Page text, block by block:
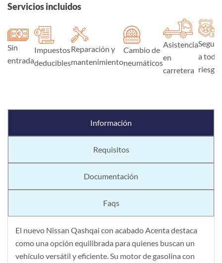
Servicios incluidos
Sin
entrada
Impuestos
deducibles
Reparación y
mantenimiento
Cambio de
neumáticos
Asistencia
en
carretera
Seguro
a todo
riesgo
Información
Requisitos
Documentación
Faqs
El nuevo Nissan Qashqai con acabado Acenta destaca
como una opción equilibrada para quienes buscan un
vehículo versátil y eficiente. Su motor de gasolina con